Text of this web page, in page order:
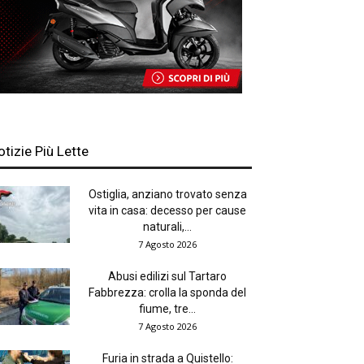
Più Lette
Ostiglia, anziano trovato senza
vita in casa: decesso per cause
naturali,...
7 Agosto 2026
Abusi edilizi sul Tartaro
Fabbrezza: crolla la sponda del
fiume, tre...
7 Agosto 2026
Furia in strada a Quistello: